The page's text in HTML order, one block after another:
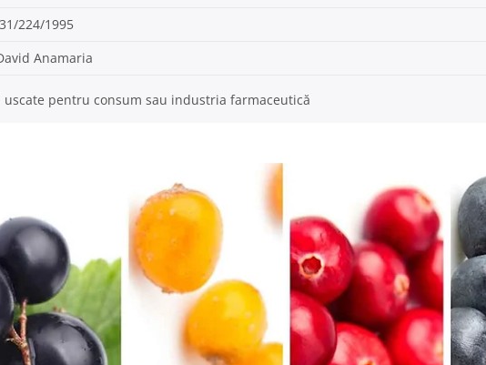
224/1995
Anamaria
pentru consum sau industria farmaceutică